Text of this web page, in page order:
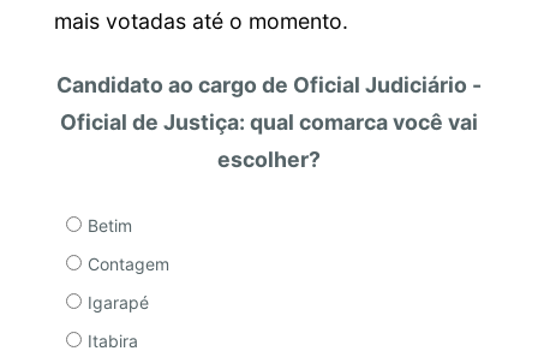
mais votadas até o momento.
Candidato ao cargo de Oficial Judiciário -
Oficial de Justiça: qual comarca você vai
escolher?
Betim
Contagem
Igarapé
Itabira